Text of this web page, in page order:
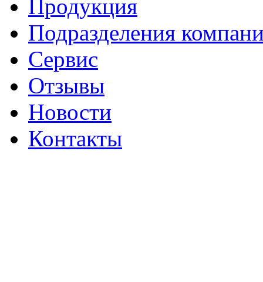
Продукция
Подразделения
Сервис
Отзывы
Новости
Контакты